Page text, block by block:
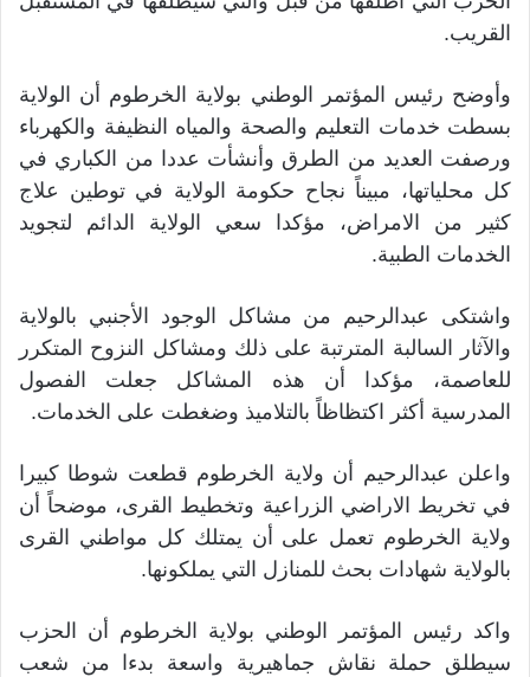
القريب.
وأوضح رئيس المؤتمر الوطني بولاية الخرطوم أن الولاية
بسطت خدمات التعليم والصحة والمياه النظيفة والكهرباء
ورصفت العديد من الطرق وأنشأت عددا من الكباري في
كل محلياتها، مبيناً نجاح حكومة الولاية في توطين علاج
كثير من الامراض، مؤكدا سعي الولاية الدائم لتجويد
الخدمات الطبية.
واشتكى عبدالرحيم من مشاكل الوجود الأجنبي بالولاية
والآثار السالبة المترتبة على ذلك ومشاكل النزوح المتكرر
للعاصمة، مؤكدا أن هذه المشاكل جعلت الفصول
المدرسية أكثر اكتظاظاً بالتلاميذ وضغطت على الخدمات.
واعلن عبدالرحيم أن ولاية الخرطوم قطعت شوطا كبيرا
في تخريط الاراضي الزراعية وتخطيط القرى، موضحاً أن
ولاية الخرطوم تعمل على أن يمتلك كل مواطني القرى
بالولاية شهادات بحث للمنازل التي يملكونها.
واكد رئيس المؤتمر الوطني بولاية الخرطوم أن الحزب
سيطلق حملة نقاش جماهيرية واسعة بدءا من شعب